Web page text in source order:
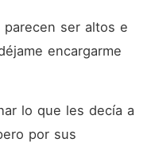
ser altos e
encargarme
lo que les decía a
por sus